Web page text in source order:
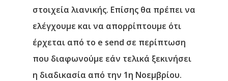
στοιχεία λιανικής. Επίσης θα πρέπει να
ελέγχουμε και να απορρίπτουμε ότι
έρχεται από το e send σε περίπτωση
που διαφωνούμε εάν τελικά ξεκινήσει
η διαδικασία από την 1η Νοεμβρίου.